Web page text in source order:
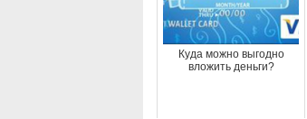
Куда можно выгодно
вложить деньги?